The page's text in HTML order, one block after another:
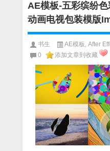
AE模板-五彩缤纷
动画电视包装模版
书生 AE模板 After
0
添加文章到收藏